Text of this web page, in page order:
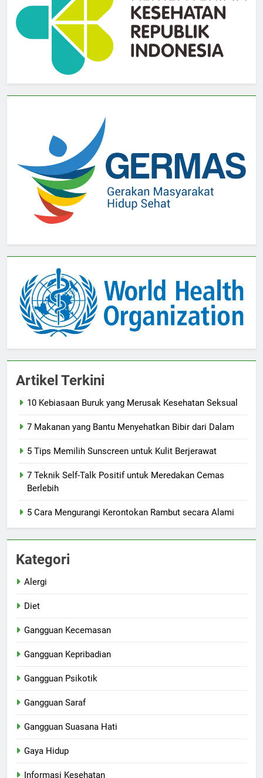
Artikel Terkini
10 Kebiasaan Buruk yang Merusak Kesehatan Seksual
7 Makanan yang Bantu Menyehatkan Bibir dari Dalam
5 Tips Memilih Sunscreen untuk Kulit Berjerawat
7 Teknik Self-Talk Positif untuk Meredakan Cemas
Berlebih
5 Cara Mengurangi Kerontokan Rambut secara Alami
Kategori
Alergi
Diet
Gangguan Kecemasan
Gangguan Kepribadian
Gangguan Psikotik
Gangguan Saraf
Gangguan Suasana Hati
Gaya Hidup
Informasi Kesehatan